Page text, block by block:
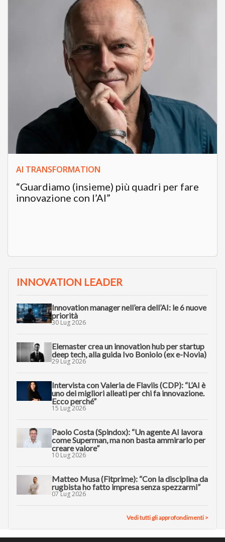
AI TRANSFORMATION
“Guardiamo (insieme) più quadri per fare
innovazione con l’AI”
INNOVATION LEADER
Innovation manager nell’era dell’AI: le 6 nuove
priorità
30 Lug 2026
Elemaster crea un innovation hub per startup
deep tech, alla guida Ivo Boniolo (ex e-Novia)
29 Lug 2026
Intervista con Valeria de Flaviis (CDP): “L’AI è
uno dei migliori alleati per chi fa innovazione.
Ecco perché”
15 Lug 2026
Paolo Costa (Spindox): “Un agente AI lavora
come Superman, ma non basta ammirarlo per
creare valore”
10 Lug 2026
Matteo Musa (Fitprime): “Con la disciplina da
rugbista ho fatto impresa senza spezzarmi”
07 Lug 2026
Vedi tutti gli approfondimenti >